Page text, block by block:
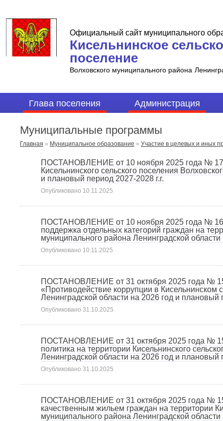
Официальный сайт муниципального
Кисельнинское
поселение
Волховского муниципального района
Глава поселения Администрация
Муниципальные программы
Главная » Муниципальное образование » Участие в целевых и иных
ПОСТАНОВЛЕНИЕ от 10 ноября 2025 года №
Кисельнинского сельского поселения
и плановый период 2027-2028 г.г.
Опубликовано 10.11.2025
ПОСТАНОВЛЕНИЕ от 10 ноября 2025 года №
поддержка отдельных категорий граждан на
муниципального района Ленинградской
Опубликовано 10.11.2025
ПОСТАНОВЛЕНИЕ от 31 октября 2025 года №
«Противодействие коррупции в Кисельнинском
Ленинградской области на 2026 год и плановый
Опубликовано 31.10.2025
ПОСТАНОВЛЕНИЕ от 31 октября 2025 года №
политика на территории Кисельнинского
Ленинградской области на 2026 год и плановый
Опубликовано 31.10.2025
ПОСТАНОВЛЕНИЕ от 31 октября 2025 года №
качественным жильем граждан на территории
муниципального района Ленинградской